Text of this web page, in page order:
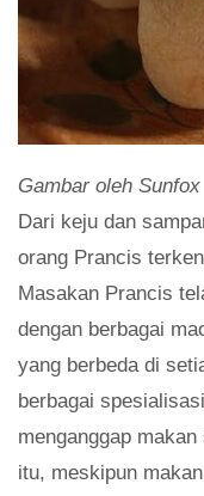
Gambar oleh Sunfox
Dari keju dan
orang Prancis
Masakan Prancis
dengan berbagai
yang berbeda di
berbagai
menganggap
itu, meskipun